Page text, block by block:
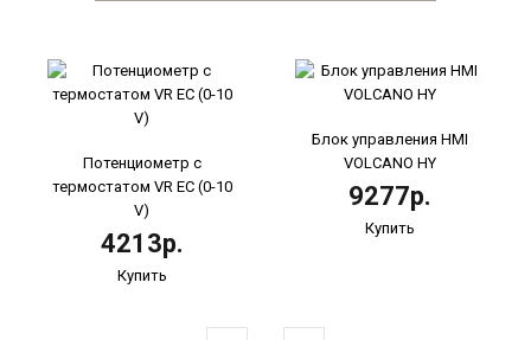
Потенциометр с
термостатом VR EC (0-10
V)
4213р.
Купить
Блок управления HMI
VOLCANO HY
9277р.
Купить